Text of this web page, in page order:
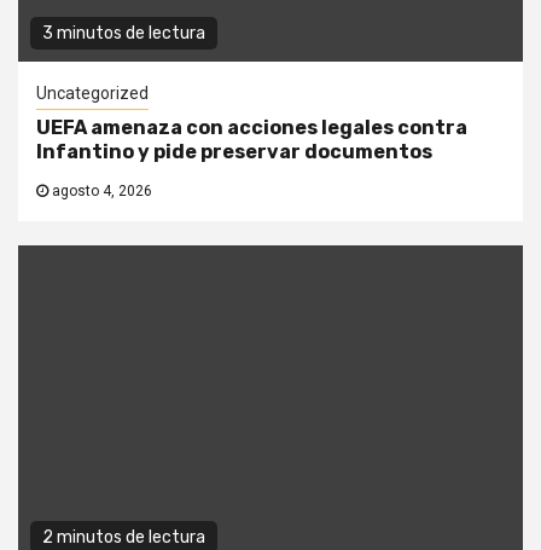
3 minutos de lectura
Uncategorized
UEFA amenaza con acciones legales contra
Infantino y pide preservar documentos
agosto 4, 2026
2 minutos de lectura